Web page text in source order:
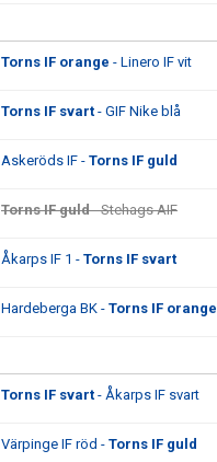
Torns IF orange - Linero IF vit
Torns IF svart - GIF Nike blå
Askeröds IF - Torns IF guld
Torns IF guld- Stehags AIF
Åkarps IF 1 - Torns IF svart
Hardeberga BK - Torns IF orange
Torns IF svart - Åkarps IF svart
Värpinge IF röd - Torns IF guld